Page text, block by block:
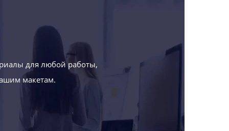
для любой работы,
макетам.